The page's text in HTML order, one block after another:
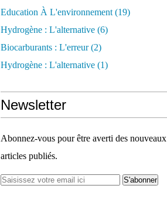
Education À L'environnement (19)
Hydrogène : L'alternative (6)
Biocarburants : L'erreur(2)
Hydrogène : L'alternative (1)
Newsletter
Abonnez-vous pour être averti des nouveaux
articles publiés.